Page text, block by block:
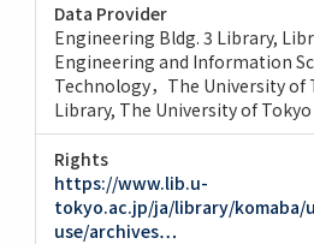
Data Provider
Engineering Bldg. 3 Library,
Engineering and Information
Technology，The University of
Library, The University of Tokyo
Rights
https://www.lib.u-
tokyo.ac.jp/ja/library/komaba/
use/archives…